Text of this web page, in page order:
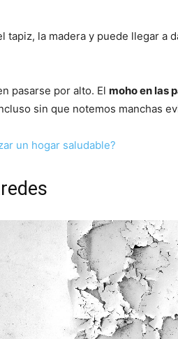
la madera y puede llegar a
pasarse por alto. El moho en las
sin que notemos manchas
un hogar saludable?